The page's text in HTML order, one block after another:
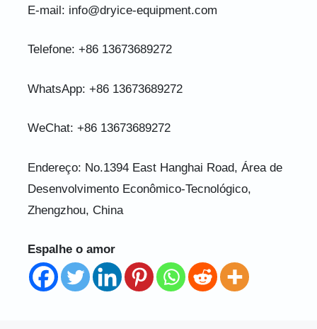
E-mail: info@dryice-equipment.com
Telefone: +86 13673689272
WhatsApp: +86 13673689272
WeChat: +86 13673689272
Endereço: No.1394 East Hanghai Road, Área de
Desenvolvimento Econômico-Tecnológico,
Zhengzhou, China
Espalhe o amor